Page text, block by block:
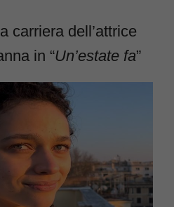
carriera dell’attrice
in “Un’estate fa”